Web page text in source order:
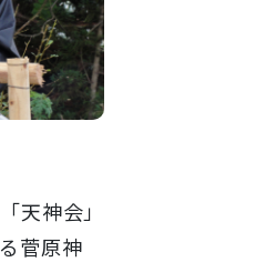
天神会」
菅原神